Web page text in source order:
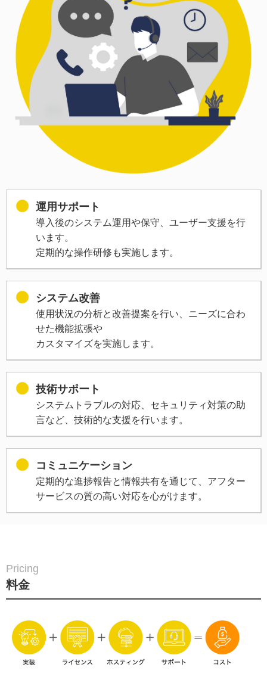
運用サポート
導入後のシステム運用や保守、ユーザー支援を行
います。
定期的な操作研修も実施します。
システム改善
使用状況の分析と改善提案を行い、ニーズに合わ
せた機能拡張や
カスタマイズを実施します。
技術サポート
システムトラブルの対応、セキュリティ対策の助
言など、技術的な支援を行います。
コミュニケーション
定期的な進捗報告と情報共有を通じて、アフター
サービスの質の高い対応を心がけます。
Pricing
料金